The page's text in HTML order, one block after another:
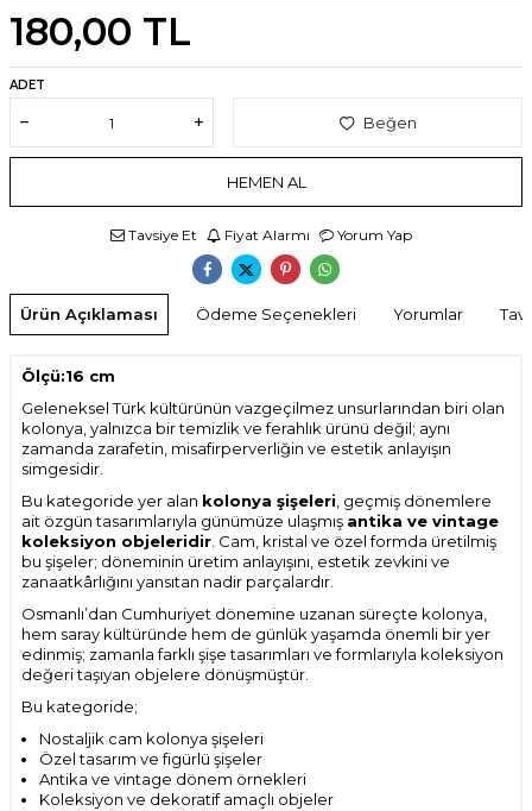
180,00 TL
ADET
Beğen
HEMEN AL
Tavsiye Et Fiyat Alarmı Yorum Yap
Ürün Açıklaması Ödeme Seçenekleri Yorumlar
Ölçü:16 cm
Geleneksel Türk kültürünün vazgeçilmez unsurlarından biri olan
kolonya, yalnızca bir temizlik ve ferahlık ürünü değil; aynı
zamanda zarafetin, misafirperverliğin ve estetik anlayışın
simgesidir.
Bu kategoride yer alan kolonya şişeleri, geçmiş dönemlere
ait özgün tasarımlarıyla günümüze ulaşmış antika ve vintage
koleksiyon objeleridir. Cam, kristal ve özel formda üretilmiş
bu şişeler; döneminin üretim anlayışını, estetik zevkini ve
zanaatkârlığını yansıtan nadir parçalardır.
Osmanlı’dan Cumhuriyet dönemine uzanan süreçte kolonya,
hem saray kültüründe hem de günlük yaşamda önemli bir yer
edinmiş; zamanla farklı şişe tasarımları ve formlarıyla koleksiyon
değeri taşıyan objelere dönüşmüştür.
Bu kategoride;
Nostaljik cam kolonya şişeleri
Özel tasarım ve figürlü şişeler
Antika ve vintage dönem örnekleri
Koleksiyon ve dekoratif amaçlı objeler